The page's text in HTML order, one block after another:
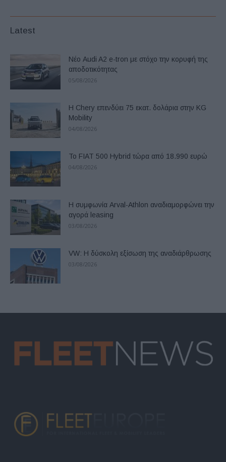
Latest
Νέο Audi A2 e-tron με στόχο την κορυφή της
αποδοτικότητας
05/08/2026
Η Chery επενδύει 75 εκατ. δολάρια στην KG
Mobility
04/08/2026
Το FIAT 500 Hybrid τώρα από 18.990 ευρώ
04/08/2026
Η συμφωνία Arval-Athlon αναδιαμορφώνει την
αγορά leasing
03/08/2026
VW: Η δύσκολη εξίσωση της αναδιάρθρωσης
03/08/2026